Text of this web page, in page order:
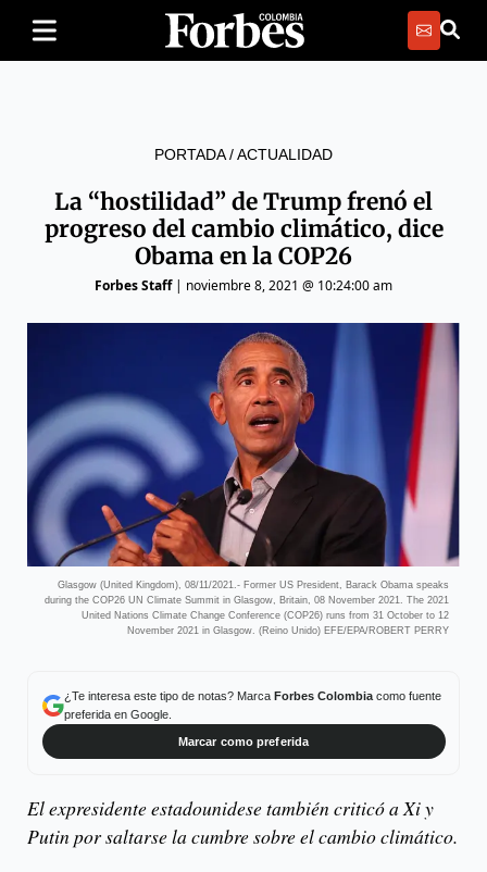
PORTADA/ACTUALIDAD
La “hostilidad” de Trump frenó el
progreso del cambio climático, dice
Obama en la COP26
Forbes Staff| noviembre 8, 2021 @ 10:24:00 am
Glasgow (United Kingdom), 08/11/2021.- Former US President, Barack Obama speaks
during the COP26 UN Climate Summit in Glasgow, Britain, 08 November 2021. The 2021
United Nations Climate Change Conference (COP26) runs from 31 October to 12
November 2021 in Glasgow. (Reino Unido) EFE/EPA/ROBERT PERRY
¿Te interesa este tipo de notas? Marca Forbes Colombiacomo fuente
preferida en Google.
Marcar como preferida
El expresidente estadounidese también criticó a Xi y
Putin por saltarse la cumbre sobre el cambio climático.